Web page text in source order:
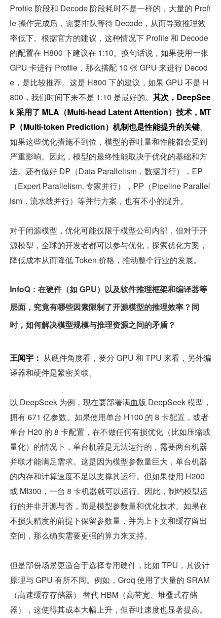
Profile 阶段和 Decode 阶段耗时不是一样的，大量的 Profi
le 操作完成后，需要排队等待 Decode，从而导致推理效
率低下。根据官方的建议，这种情况下 Profile 和 Decode
的配置在 H800 下建议在 1:10。换句话说，如果使用一张
GPU 卡进行 Profile，那么搭配 10 张 GPU 来进行 Decod
e，是比较推荐。这是 H800 下的建议，如果 GPU 不是 H
800，我们时间下来不是 1:10 是最好的。 其次，DeepSee
k 采用了 MLA（Multi-head Latent Attention）技术，MT
P（Multi-token Prediction）机制也是性能提升的关键。
如果这些优化措施不到位，模型的吞吐量和性能都会受到
严重影响。因此，模型的最终性能取决于优化的基础和方
法。还有做好 DP（Data Parallelism，数据并行），EP
（Expert Parallelism, 专家并行），PP（Pipeline Parallel
ism，流水线并行）等并行方案，也有不小的提升。
对于闭源模型，优化可能仅限于模型公司内部，但对于开
源模型，全球的开发者都可以参与优化，探索优化方案，
降低成本从而降低 Token 价格，推动整个行业的发展。
InfoQ：在硬件（如 GPU）以及软件推理框架和编译器等
层面，究竟有哪些因素限制了开源模型的推理效率？同
时，如何解决模型规模与推理资源之间的矛盾？
王闻宇： 从硬件角度看，要分 GPU 和 TPU 来看，另外编
译器和硬件是紧密关联。
以 DeepSeek 为例，现在要部署满血版 DeepSeek 模型，
拥有 671 亿参数。如果使用单台 H100 的 8 卡配置，或者
单台 H20 的 8 卡配置，在不做任何有损优化（比如压缩或
量化）的情况下，单台机器是无法运行的，需要两台机器
并联才能满足需求。这是因为模型参数量巨大，单台机器
的内存和计算速度不足以支撑其运行。但如果使用 H200
或 MI300，一台 8 卡机器就可以运行。因此，制约模型运
行的并非开源与否，而是模型参数量和优化技术。如果在
不损失精度的前提下保留参数量，并为上下文和缓存留出
空间，那么确实需要更强的算力来支持。
但是部份场景更适合于选择专用硬件，比如 TPU，其设计
原理与 GPU 有所不同。例如，Groq 使用了大量的 SRAM
（高速缓存存储器） 替代 HBM（高带宽、堆叠式存储
器），这使得其成本大幅上升，但吞吐速度也显著提高。